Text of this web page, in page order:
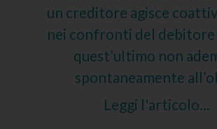
un creditore agisce
nei confronti del debitore
quest’ultimo non
spontaneamente
Leggi l'articolo...